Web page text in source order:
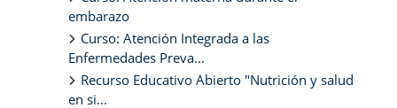
embarazo
Curso: Atención Integrada a las
Enfermedades Preva...
Recurso Educativo Abierto "Nutrición y salud
en si...